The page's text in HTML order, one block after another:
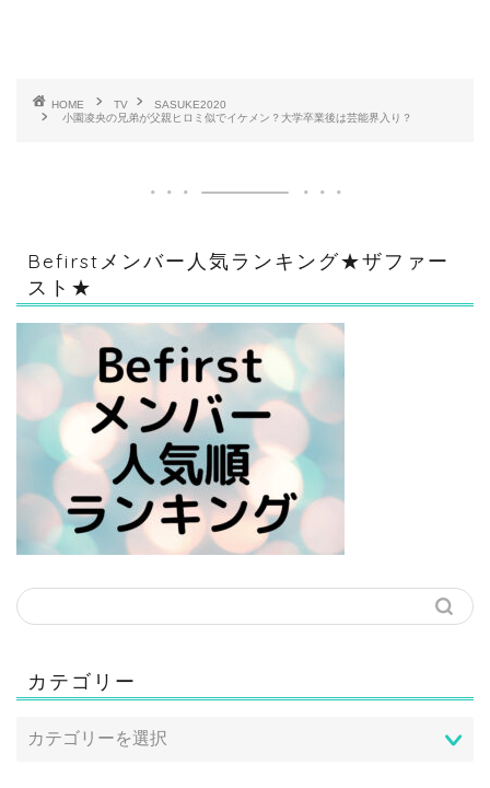
HOME TV
SASUKE2020
小園凌央の兄弟が父親ヒロミ似でイケメン？大学卒業後は芸能界入り？
Befirstメンバー人気ランキング★ザファー
スト★
カテゴリー